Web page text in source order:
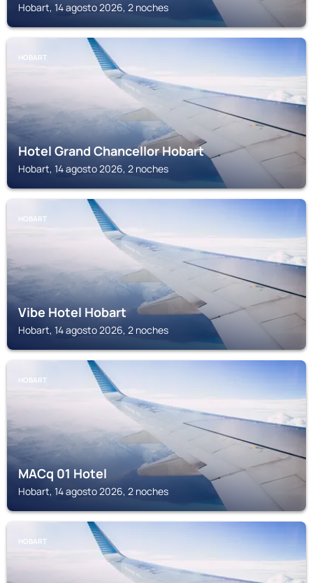
Hobart, 14 agosto 2026, 2 noches
HOBART
Hotel Grand Chancellor Hobart
Hobart, 14 agosto 2026, 2 noches
HOBART
Vibe Hotel Hobart
Hobart, 14 agosto 2026, 2 noches
HOBART
MACq 01 Hotel
Hobart, 14 agosto 2026, 2 noches
HOBART